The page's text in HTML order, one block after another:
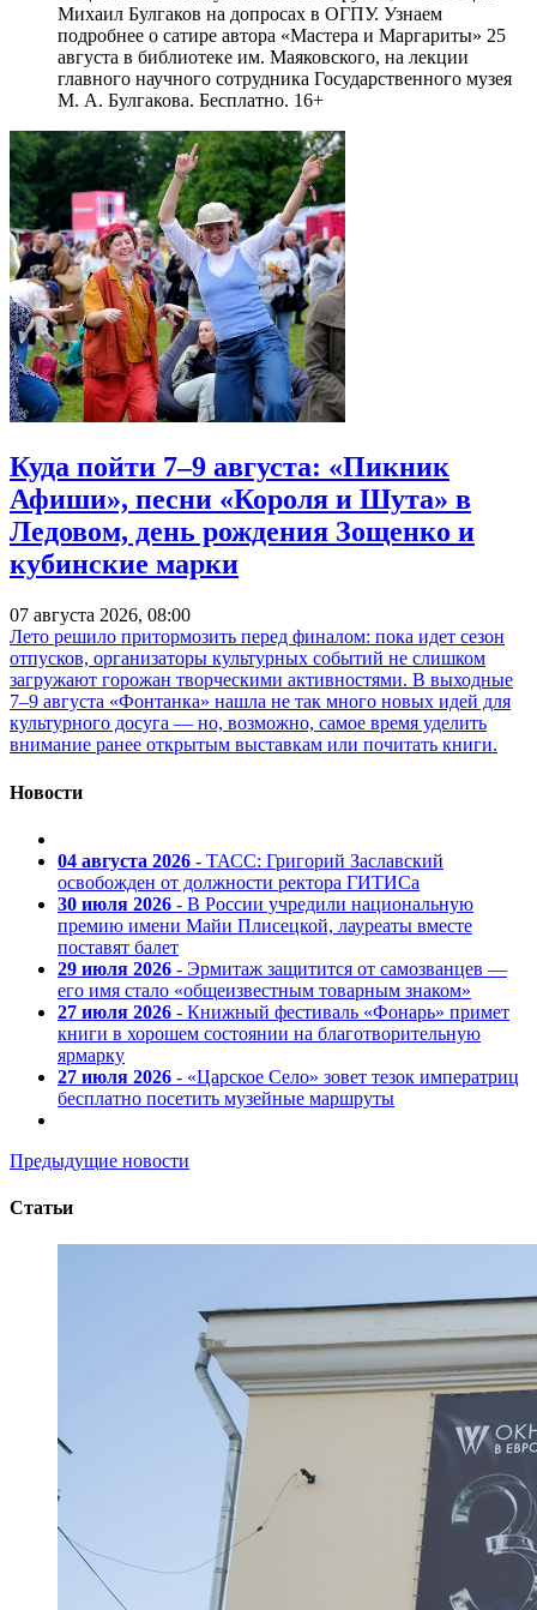
Михаил Булгаков на допросах в ОГПУ. Узнаем
подробнее о сатире автора «Мастера и Маргариты» 25
августа в библиотеке им. Маяковского, на лекции
главного научного сотрудника Государственного музея
М. А. Булгакова. Бесплатно. 16+
Куда пойти 7–9 августа: «Пикник
Афиши», песни «Короля и Шута» в
Ледовом, день рождения Зощенко и
кубинские марки
07 августа 2026, 08:00
Лето решило притормозить перед финалом: пока идет сезон
отпусков, организаторы культурных событий не слишком
загружают горожан творческими активностями. В выходные
7–9 августа «Фонтанка» нашла не так много новых идей для
культурного досуга — но, возможно, самое время уделить
внимание ранее открытым выставкам или почитать книги.
Новости
04 августа 2026 - ТАСС: Григорий Заславский
освобожден от должности ректора ГИТИСа
30 июля 2026 - В России учредили национальную
премию имени Майи Плисецкой, лауреаты вместе
поставят балет
29 июля 2026 - Эрмитаж защитится от самозванцев —
его имя стало «общеизвестным товарным знаком»
27 июля 2026 - Книжный фестиваль «Фонарь» примет
книги в хорошем состоянии на благотворительную
ярмарку
27 июля 2026 - «Царское Село» зовет тезок императриц
бесплатно посетить музейные маршруты
Предыдущие новости
Статьи